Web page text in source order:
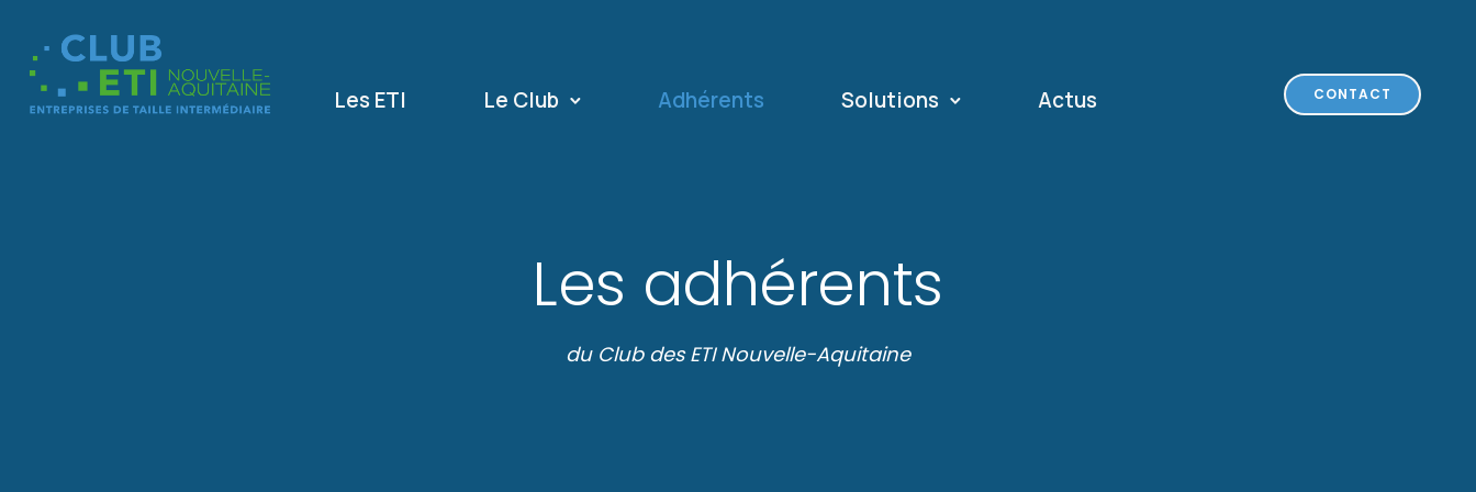
Les ETI Le Club Adhérents Solutions Actus CONTACT
Les adhérents
du Club des ETI Nouvelle-Aquitaine